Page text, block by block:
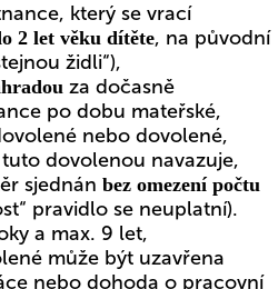
který se vrací
2 let věku dítěte, na původní
židli“),
za dočasně
po dobu mateřské,
nebo dovolené,
dovolenou navazuje,
sjednán bez omezení počtu
pravidlo se neuplatní).
a max. 9 let,
může být uzavřena
nebo dohoda o pracovní